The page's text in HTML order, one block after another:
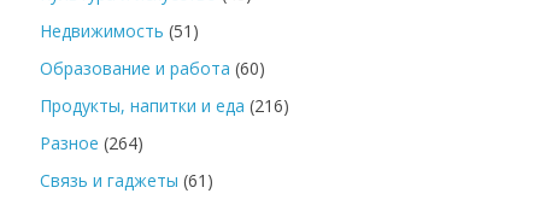
Недвижимость (51)
Образование и работа (60)
Продукты, напитки и еда (216)
Разное (264)
Связь и гаджеты (61)